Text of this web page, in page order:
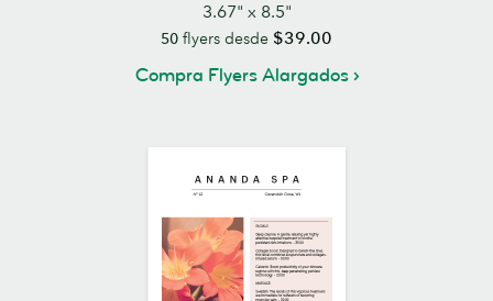
3.67" x 8.5"
50 flyers desde $39.00
Compra Flyers Alargados